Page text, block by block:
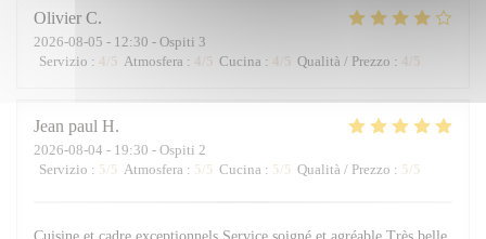
Olivier C
2026-08-05 - 12:30 - Ospiti 3
Servizio : 4 /5 Atmosfera : 4 /5 Cucina : 4 /5 Qualità / Prezzo : 4 /5
Jean paul H
2026-08-04 - 19:30 - Ospiti 2
Servizio : 5/5 Atmosfera : 5/5 Cucina : 5/5 Qualità / Prezzo : 5/5